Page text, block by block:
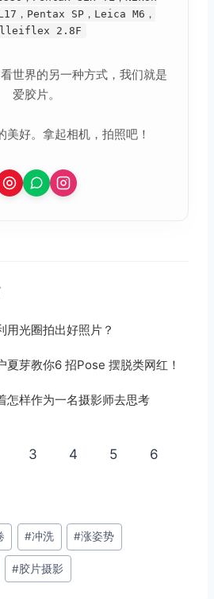
，Pentax SP，Leica M6，
2.8F
世界的另一种方式，我们就是
爱胶片。
美好。拿起相机，拍照吧！
用光圈拍出好照片？
夏芽教你6 招Pose 摆脱类网红！
怎样作为一名摄影师去思考
3 4 5 6
#冲洗 #涨姿势
#胶片摄影